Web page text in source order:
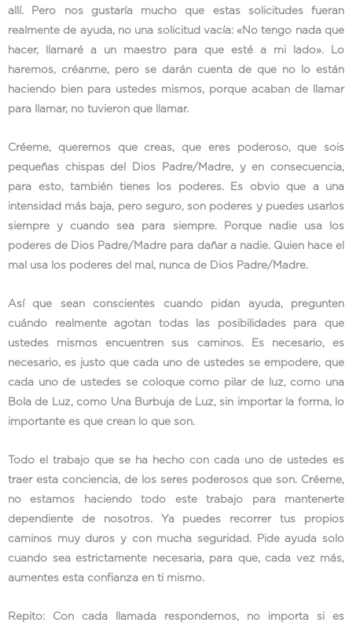
allí. Pero nos gustaría mucho que estas solicitudes fueran
realmente de ayuda, no una solicitud vacía: «No tengo nada que
hacer, llamaré a un maestro para que esté a mi lado». Lo
haremos, créanme, pero se darán cuenta de que no lo están
haciendo bien para ustedes mismos, porque acaban de llamar
para llamar, no tuvieron que llamar.
Créeme, queremos que creas, que eres poderoso, que sois
pequeñas chispas del Dios Padre/Madre, y en consecuencia,
para esto, también tienes los poderes. Es obvio que a una
intensidad más baja, pero seguro, son poderes y puedes usarlos
siempre y cuando sea para siempre. Porque nadie usa los
poderes de Dios Padre/Madre para dañar a nadie. Quien hace el
mal usa los poderes del mal, nunca de Dios Padre/Madre.
Así que sean conscientes cuando pidan ayuda, pregunten
cuándo realmente agotan todas las posibilidades para que
ustedes mismos encuentren sus caminos. Es necesario, es
necesario, es justo que cada uno de ustedes se empodere, que
cada uno de ustedes se coloque como pilar de luz, como una
Bola de Luz, como Una Burbuja de Luz, sin importar la forma, lo
importante es que crean lo que son.
Todo el trabajo que se ha hecho con cada uno de ustedes es
traer esta conciencia, de los seres poderosos que son. Créeme,
no estamos haciendo todo este trabajo para mantenerte
dependiente de nosotros. Ya puedes recorrer tus propios
caminos muy duros y con mucha seguridad. Pide ayuda solo
cuando sea estrictamente necesaria, para que, cada vez más,
aumentes esta confianza en ti mismo.
Repito: Con cada llamada respondemos, no importa si es